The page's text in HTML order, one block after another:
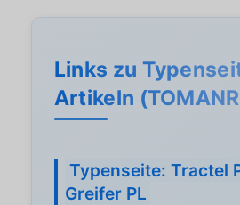
Links zu
Artikeln
Typenseite: Tractel
Greifer PL